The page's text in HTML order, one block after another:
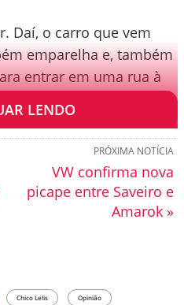
Daí, o carro que vem
emparelha e, também
entrar em uma rua à
outro carro.
LENDO
PRÓXIMA NOTÍCIA
VW confirma nova
picape entre Saveiro e
Amarok »
Chico Lelis Opinião